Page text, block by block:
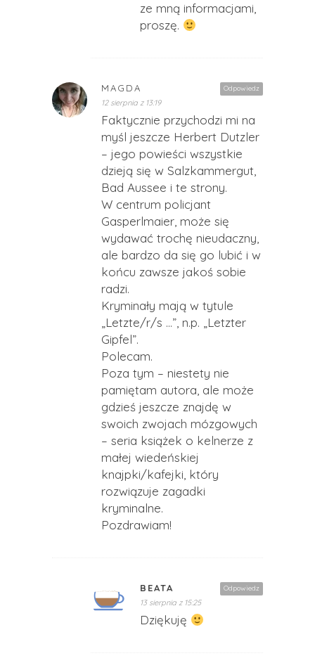
ze mną informacjami,
proszę.
Odpowiedz
MAGDA
12 sierpnia z 13:19
Faktycznie przychodzi mi na
myśl jeszcze Herbert Dutzler
– jego powieści wszystkie
dzieją się w Salzkammergut,
Bad Aussee i te strony.
W centrum policjant
Gasperlmaier, może się
wydawać trochę nieudaczny,
ale bardzo da się go lubić i w
końcu zawsze jakoś sobie
radzi.
Kryminały mają w tytule
„Letzte/r/s …”, n.p. „Letzter
Gipfel”.
Polecam.
Poza tym – niestety nie
pamiętam autora, ale może
gdzieś jeszcze znajdę w
swoich zwojach mózgowych
– seria książek o kelnerze z
małej wiedeńskiej
knajpki/kafejki, który
rozwiązuje zagadki
kryminalne.
Pozdrawiam!
Odpowiedz
BEATA
13 sierpnia z 15:25
Dziękuję